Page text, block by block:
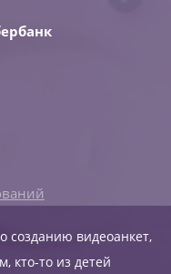
созданию видеоанкет,
кто-то из детей